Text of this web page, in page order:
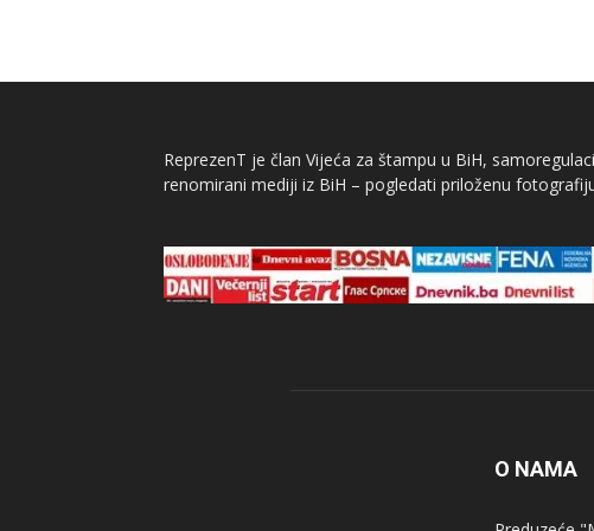
ReprezenT je član Vijeća za štampu u BiH,
renomirani mediji iz BiH – pogledati priloženu
O NAMA